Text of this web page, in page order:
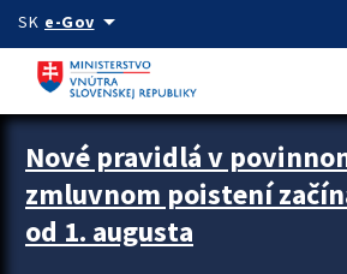
Preskocit na hlavný obsah
SK e-Govarrow_drop_down
Zastavit automatický posun upútavok
Nové pravidlá v
zmluvnom poistení
od 1. augusta